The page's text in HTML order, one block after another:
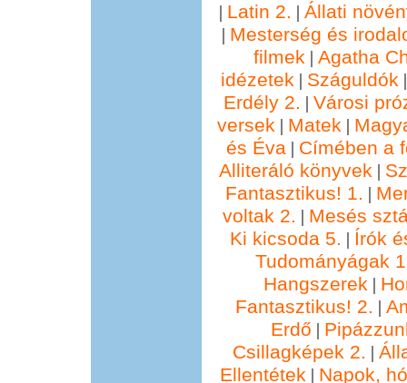
| Latin 2. | Állati
| Mesterség és
filmek | Agatha
idézetek | Száguldók
Erdély 2. | Városi
versek | Matek |
és Éva | Címében a
Alliteráló könyvek |
Fantasztikus! 1. |
voltak 2. | Mesés
Ki kicsoda 5. | Írók
Tudományágak
Hangszerek |
Fantasztikus! 2. |
Erdő |
Csillagképek 2. |
Ellentétek | Napok,